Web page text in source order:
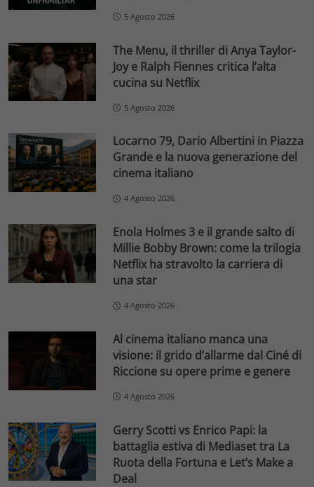
5 Agosto 2026
The Menu, il thriller di Anya Taylor-
Joy e Ralph Fiennes critica l’alta
cucina su Netflix
5 Agosto 2026
Locarno 79, Dario Albertini in Piazza
Grande e la nuova generazione del
cinema italiano
4 Agosto 2026
Enola Holmes 3 e il grande salto di
Millie Bobby Brown: come la trilogia
Netflix ha stravolto la carriera di
una star
4 Agosto 2026
Al cinema italiano manca una
visione: il grido d’allarme dal Ciné di
Riccione su opere prime e genere
4 Agosto 2026
Gerry Scotti vs Enrico Papi: la
battaglia estiva di Mediaset tra La
Ruota della Fortuna e Let’s Make a
Deal